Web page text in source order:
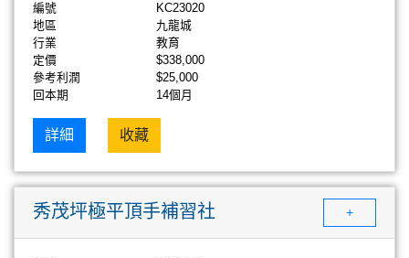
編號
KC23020
地區
九龍城
行業
教育
定價
$338,000
參考利潤
$25,000
回本期
14個月
詳細 收藏
秀茂坪極平頂手補習社 +